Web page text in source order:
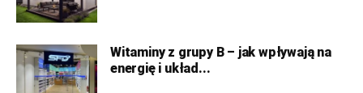
Witaminy z grupy B – jak wpływają na
energię i układ...